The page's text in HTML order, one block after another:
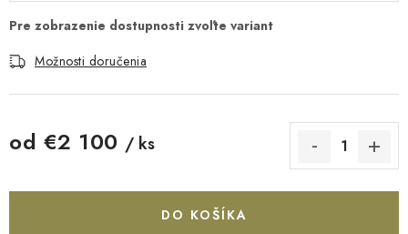
Možnosti doručenia
od €2 100 / ks
DO KOŠÍKA